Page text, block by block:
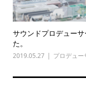
サウンドプロデュー
た。
2019.05.27 プロデュー